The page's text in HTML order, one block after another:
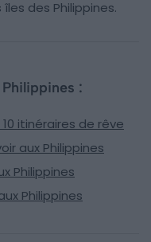
des Philippines.
:
itinéraires de rêve
aux Philippines
Philippines
Philippines